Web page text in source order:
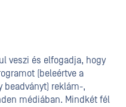
veszi és elfogadja, hogy
(beleértve a
beadványt) reklám-,
médiában. Mindkét fél